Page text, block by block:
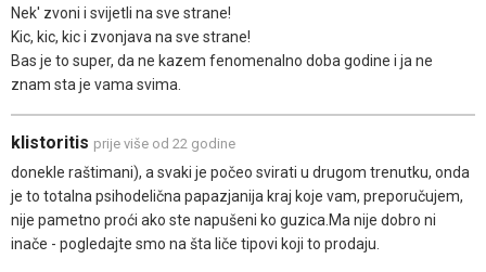
Nek' zvoni i svijetli na sve strane!
Kic, kic, kic i zvonjava na sve strane!
Bas je to super, da ne kazem fenomenalno doba godine i ja ne
znam sta je vama svima.
klistoritis prije više od 22 godine
donekle raštimani), a svaki je počeo svirati u drugom trenutku, onda
je to totalna psihodelična papazjanija kraj koje vam, preporučujem,
nije pametno proći ako ste napušeni ko guzica.Ma nije dobro ni
inače - pogledajte smo na šta liče tipovi koji to prodaju.